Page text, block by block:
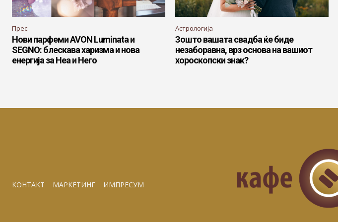
Прес
Нови парфеми AVON Luminata и
SEGNO: блескава харизма и нова
енергија за Неа и Него
Астрологија
Зошто вашата свадба ќе биде
незаборавна, врз основа на вашиот
хороскопски знак?
КОНТАКТ МАРКЕТИНГ ИМПРЕСУМ